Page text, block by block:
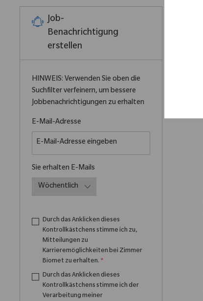
Job-
Benachrichtigung
erstellen
HINWEIS: Verwenden Sie oben die
Suchfilter verfeinern, um bessere
Jobbenachrichtigungen zu erhalten
E-Mail-Adresse
Sie erhalten E-Mails
Durch das Anklicken dieses
Kontrollkästchens stimme ich zu,
Mitteilungen zu
Karrieremöglichkeiten bei Zimmer
Biomet zu erhalten. *
Durch das Anklicken dieses
Kontrollkästchens stimme ich der
Verarbeitung meiner